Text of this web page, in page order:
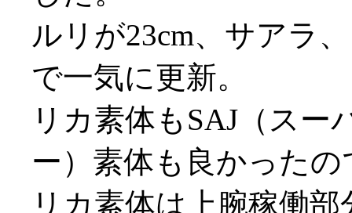
ルリが23cm、サアラ
で一気に更新。
リカ素体もSAJ（ス
ー）素体も良かった
リカ素体は上腕稼働